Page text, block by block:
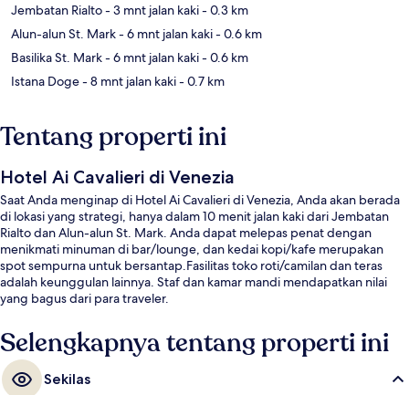
Jembatan Rialto- 3 mnt jalan kaki- 0.3 km
Alun-alun St. Mark- 6 mnt jalan kaki- 0.6 km
Basilika St. Mark- 6 mnt jalan kaki- 0.6 km
Istana Doge- 8 mnt jalan kaki- 0.7 km
Tentang properti ini
Hotel Ai Cavalieri di Venezia
Saat Anda menginap di Hotel Ai Cavalieri di Venezia, Anda akan berada
di lokasi yang strategi, hanya dalam 10 menit jalan kaki dari Jembatan
Rialto dan Alun-alun St. Mark. Anda dapat melepas penat dengan
menikmati minuman di bar/lounge, dan kedai kopi/kafe merupakan
spot sempurna untuk bersantap.Fasilitas toko roti/camilan dan teras
adalah keunggulan lainnya. Staf dan kamar mandi mendapatkan nilai
yang bagus dari para traveler.
Selengkapnya tentang properti ini
Sekilas